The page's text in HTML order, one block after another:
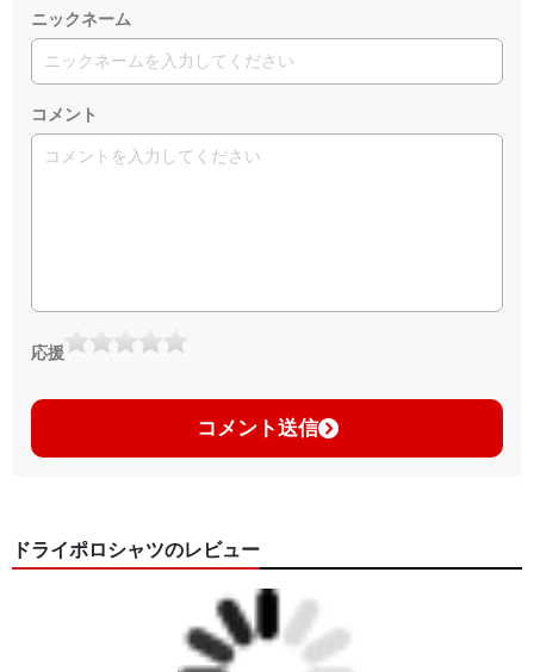
ニックネーム
コメント
応援
コメント送信
ドライポロシャツのレビュー